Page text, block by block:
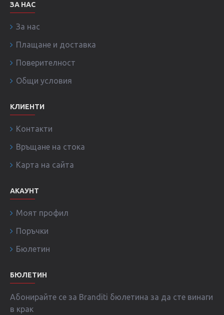
ЗА НАС
За нас
Плащане и доставка
Поверителност
Общи условия
КЛИЕНТИ
Контакти
Връщане на стока
Карта на сайта
АКАУНТ
Моят профил
Поръчки
Бюлетин
БЮЛЕТИН
Абонирайте се за Branditi бюлетина за да сте винаги
в крак